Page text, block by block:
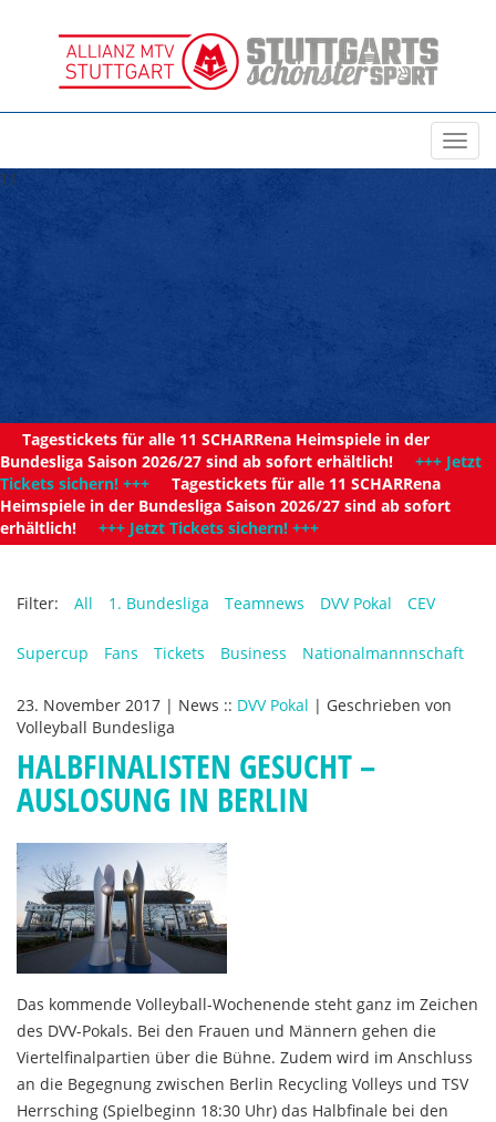
11
Tagestickets für alle 11 SCHARRena Heimspiele in der
Bundesliga Saison 2026/27 sind ab sofort erhältlich! +++ Jetzt
Tickets sichern! +++ Tagestickets für alle 11 SCHARRena
Heimspiele in der Bundesliga Saison 2026/27 sind ab sofort
erhältlich! +++ Jetzt Tickets sichern! +++
Filter: All 1. Bundesliga Teamnews DVV Pokal CEV
Supercup Fans Tickets Business Nationalmannnschaft
23. November 2017 | News :: DVV Pokal | Geschrieben von
Volleyball Bundesliga
HALBFINALISTEN GESUCHT –
AUSLOSUNG IN BERLIN
Das kommende Volleyball-Wochenende steht ganz im Zeichen
des DVV-Pokals. Bei den Frauen und Männern gehen die
Viertelfinalpartien über die Bühne. Zudem wird im Anschluss
an die Begegnung zwischen Berlin Recycling Volleys und TSV
Herrsching (Spielbeginn 18:30 Uhr) das Halbfinale bei den